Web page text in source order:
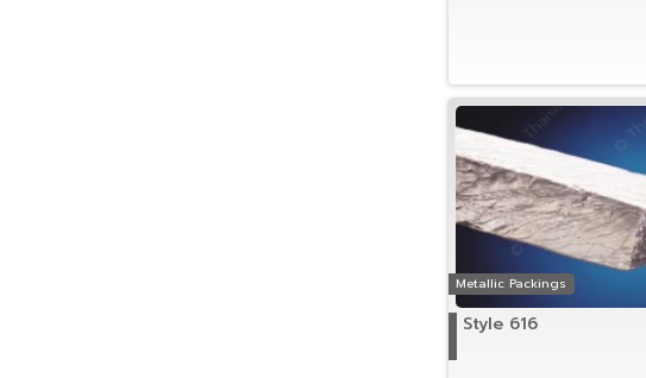
Metallic Packings
Style 616